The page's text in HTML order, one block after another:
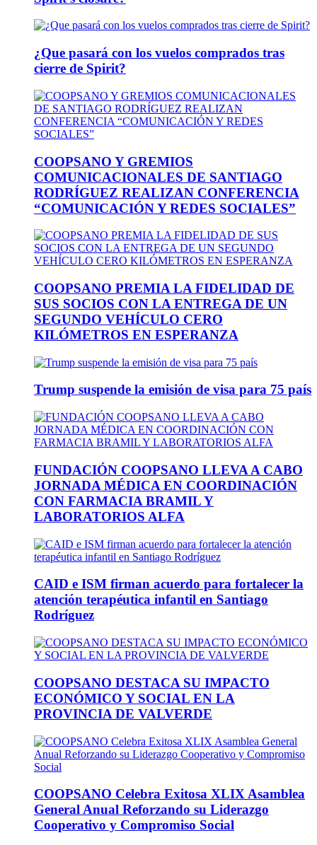
¿Que pasará con los vuelos comprados tras
cierre de Spirit?
COOPSANO Y GREMIOS
COMUNICACIONALES DE SANTIAGO
RODRÍGUEZ REALIZAN CONFERENCIA
“COMUNICACIÓN Y REDES SOCIALES”
COOPSANO PREMIA LA FIDELIDAD DE
SUS SOCIOS CON LA ENTREGA DE UN
SEGUNDO VEHÍCULO CERO
KILÓMETROS EN ESPERANZA
Trump suspende la emisión de visa para 75 país
FUNDACIÓN COOPSANO LLEVA A CABO
JORNADA MÉDICA EN COORDINACIÓN
CON FARMACIA BRAMIL Y
LABORATORIOS ALFA
CAID e ISM firman acuerdo para fortalecer la
atención terapéutica infantil en Santiago
Rodríguez
COOPSANO DESTACA SU IMPACTO
ECONÓMICO Y SOCIAL EN LA
PROVINCIA DE VALVERDE
COOPSANO Celebra Exitosa XLIX Asamblea
General Anual Reforzando su Liderazgo
Cooperativo y Compromiso Social